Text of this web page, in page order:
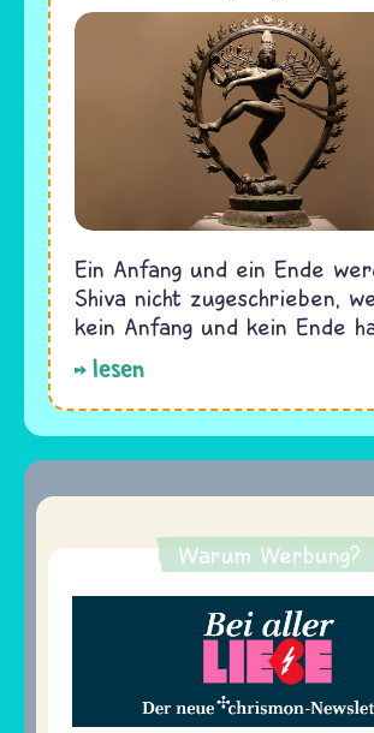
Ein Anfang und ein Ende
Shiva nicht zugeschrieben,
kein Anfang und kein Ende
lesen
Warum Werbung?